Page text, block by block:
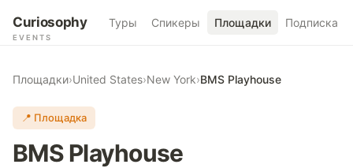
Curiosophy
EVENTS
Туры Спикеры Площадки Подписка
Площадки›United States›New York›BMS Playhouse
📍 Площадка
BMS Playhouse